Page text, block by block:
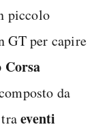
piccolo
GT per capire
Corsa
da
traeventi